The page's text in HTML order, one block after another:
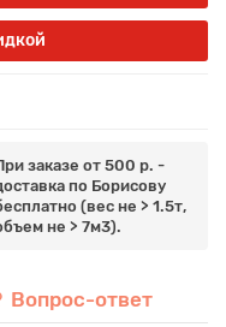
заказе от 500 р. -
по Борисову
(вес не > 1.5т,
не > 7м3).
Вопрос-ответ